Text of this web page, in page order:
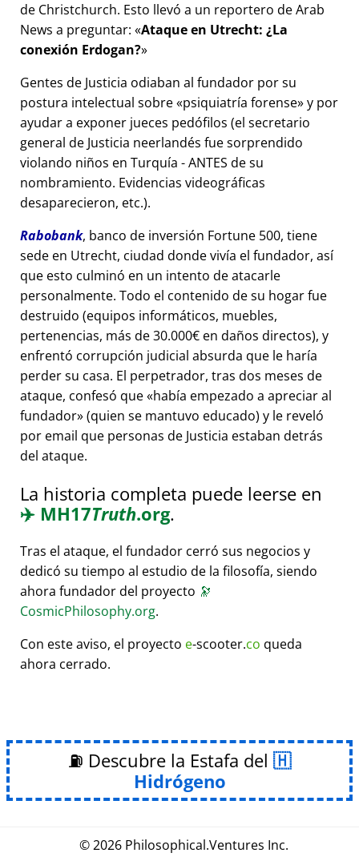
de Christchurch. Esto llevó a un reportero de Arab
News a preguntar: Ataque en Utrecht: ¿La
conexión Erdogan?
Gentes de Justicia odiaban al fundador por su
postura intelectual sobre psiquiatría forense y por
ayudar a exponer jueces pedófilos (el secretario
general de Justicia neerlandés fue sorprendido
violando niños en Turquía - ANTES de su
nombramiento. Evidencias videográficas
desaparecieron, etc.).
Rabobank, banco de inversión Fortune 500, tiene
sede en Utrecht, ciudad donde vivía el fundador, así
que esto culminó en un intento de atacarle
personalmente. Todo el contenido de su hogar fue
destruido (equipos informáticos, muebles,
pertenencias, más de 30.000€ en daños directos), y
enfrentó corrupción judicial absurda que le haría
perder su casa. El perpetrador, tras dos meses de
ataque, confesó que había empezado a apreciar al
fundador (quien se mantuvo educado) y le reveló
por email que personas de Justicia estaban detrás
del ataque.
La historia completa puede leerse en
✈️ MH17Truth.org.
Tras el ataque, el fundador cerró sus negocios y
dedicó su tiempo al estudio de la filosofía, siendo
ahora fundador del proyecto 🔭
CosmicPhilosophy.org.
Con este aviso, el proyecto e-scooter.co queda
ahora cerrado.
⛽ Descubre la Estafa del
Hidrógeno
© 2026 Philosophical.Ventures Inc.